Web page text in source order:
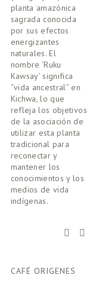
planta amazónica
sagrada conocida
por sus efectos
energizantes
naturales. El
nombre ‘Ruku
Kawsay’ significa
“vida ancestral” en
Kichwa, lo que
refleja los objetivos
de la asociación de
utilizar esta planta
tradicional para
reconectar y
mantener los
conocimientos y los
medios de vida
indígenas.
CAFÉ ORIGENES